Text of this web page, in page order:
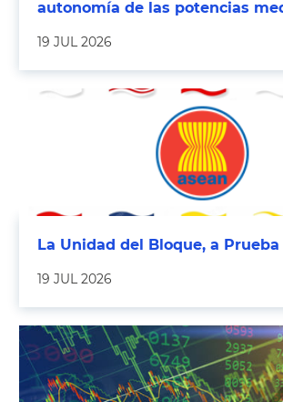
autonomía de las potencias
19 JUL 2026
La Unidad del Bloque, a
19 JUL 2026